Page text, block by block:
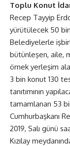
Toplu Konut
Recep Tayyip
yürütülecek 50
Belediyelerle
bütünleşen, aile,
örnek yerleşim
3 bin konut 130
tanıtımının
tamamlanan 53
Cumhurbaşkanı
2019, Salı günü
Kızılay